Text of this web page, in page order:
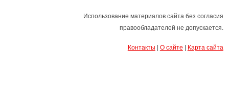
Использование материалов сайта без согласия
правообладателей не допускается.
Контакты | О сайте | Карта сайта